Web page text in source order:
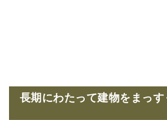
長期にわたって建物をまっす